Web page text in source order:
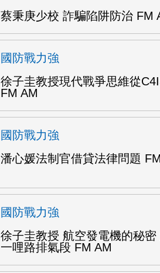
蔡秉庚少校 詐騙陷阱防治 FM
國防戰力強
徐子圭教授現代戰爭思維從
FM AM
國防戰力強
潘心媛法制官借貸法律問題
國防戰力強
徐子圭教授 航空發電機的秘
一哩路排氣段 FM AM